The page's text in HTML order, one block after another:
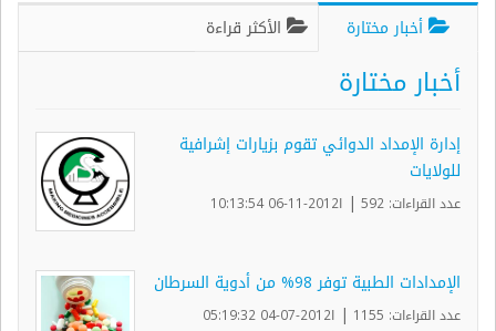
أخبار مختارة الأكثر قراءة
أخبار مختارة
إدارة الإمداد الدوائي تقوم بزيارات إشرافية
للولايات
عدد القراءات: 592 | ا2012-11-06 10:13:54
الإمدادات الطبية توفر 98% من أدوية السرطان
عدد القراءات: 1155 | ا2012-07-04 05:19:32